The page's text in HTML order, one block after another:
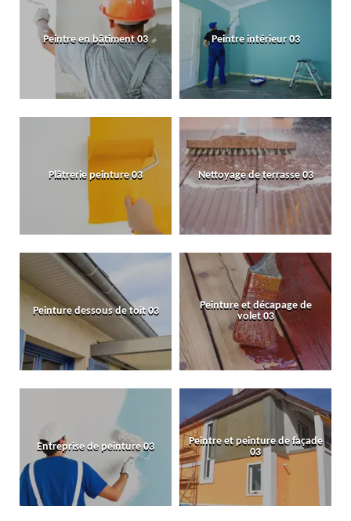
Peintre en bâtiment 03 Peintre intérieur 03
Plâtrerie peinture 03 Nettoyage de terrasse 03
Peinture dessous de toit 03
Peinture et décapage de
volet 03
Entreprise de peinture 03
Peintre et peinture de façade
03